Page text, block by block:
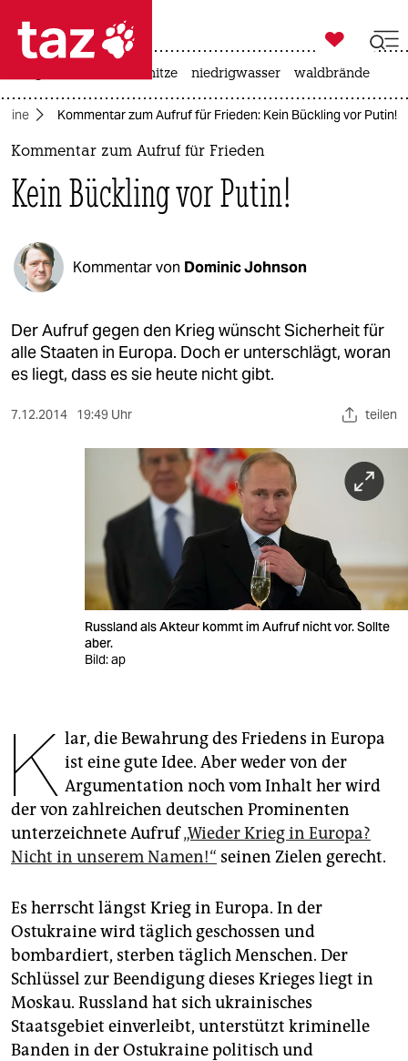
 taz zahl ich
taz zahl ich
politik
öko
gesellschaft
kultur
sport
berlin
veranstaltungen
abo
genossenschaft
epaper login

taz zahl ich
hitze niedrigwasser waldbrände
Kommentar zum Aufruf für Frieden: Kein Bückling vor Putin!
Kommentar zum Aufruf für Frieden
Kein Bückling vor Putin!
Kommentar von Dominic Johnson
Der Aufruf gegen den Krieg wünscht Sicherheit für
alle Staaten in Europa. Doch er unterschlägt, woran
es liegt, dass es sie heute nicht gibt.
7.12.2014 19:49 Uhr teilen
Russland als Akteur kommt im Aufruf nicht vor. Sollte
aber.
Bild: ap
K lar, die Bewahrung des Friedens in Europa
ist eine gute Idee. Aber weder von der
Argumentation noch vom Inhalt her wird
der von zahlreichen deutschen Prominenten
unterzeichnete Aufruf„Wieder Krieg in Europa?
Nicht in unserem Namen!“ seinen Zielen gerecht.
Es herrscht längst Krieg in Europa. In der
Ostukraine wird täglich geschossen und
bombardiert, sterben täglich Menschen. Der
Schlüssel zur Beendigung dieses Krieges liegt in
Moskau. Russland hat sich ukrainisches
Staatsgebiet einverleibt, unterstützt kriminelle
Banden in der Ostukraine politisch und